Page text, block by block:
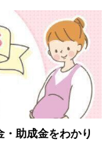
【ワクチン接種